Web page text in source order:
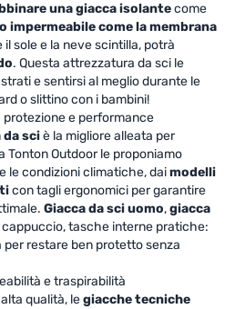
una giacca isolantecome
impermeabile come la membrana
il sole e la neve scintilla, potrà
. Questa attrezzatura da sci le
e sentirsi al meglio durante le
o slittino con i bambini!
e performance
da sciè la migliore alleata per
Outdoor le proponiamo
le condizioni climatiche, daimodelli
con tagli ergonomici per garantire
Giacca da sci uomo,giacca
cappuccio, tasche interne pratiche:
restare ben protetto senza
e traspirabilità
qualità, legiacche tecniche